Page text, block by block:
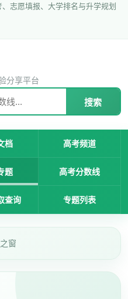
志愿填报、大学排名与升学规划
分享平台
搜索
档 高考频道
题 高考分数线
查询 专题列表
窗